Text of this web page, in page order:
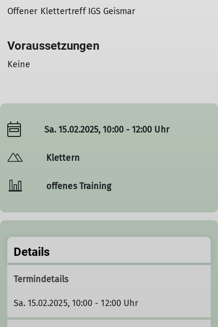
Offener Klettertreff IGS Geismar
Voraussetzungen
Keine
Sa. 15.02.2025, 10:00 - 12:00 Uhr
Klettern
offenes Training
Details
Termindetails
Sa. 15.02.2025, 10:00 - 12:00 Uhr